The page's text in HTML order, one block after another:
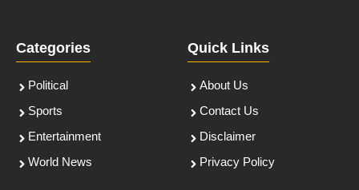
Categories
Political
Sports
Entertainment
World News
Quick Links
About Us
Contact Us
Disclaimer
Privacy Policy